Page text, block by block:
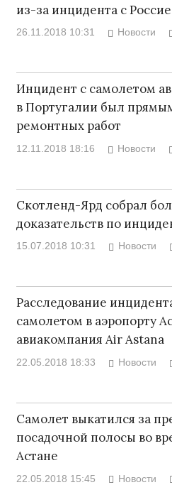
из-за инцидента с
26.11.2018 10:31 Новости
Инцидент с самолетом
в Португалии был
ремонтных работ
12.11.2018 18:16 Новости
Скотленд-Ярд собрал
доказательств по
15.07.2018 10:31 Новости
Расследование
самолетом в аэропорту
авиакомпания Air Astana
22.05.2018 18:33 Новости
Самолет выкатился за
посадочной полосы во
Астане
22.05.2018 15:45 Новости